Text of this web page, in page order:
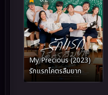
My Precious (2023)
รักแรกโคตรลืมยาก